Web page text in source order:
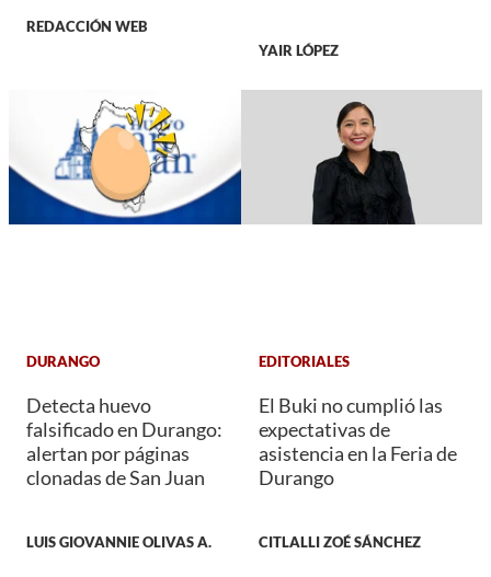
REDACCIÓN WEB
YAIR LÓPEZ
DURANGO
Detecta huevo
falsificado en Durango:
alertan por páginas
clonadas de San Juan
LUIS GIOVANNIE OLIVAS A.
EDITORIALES
El Buki no cumplió las
expectativas de
asistencia en la Feria de
Durango
CITLALLI ZOÉ SÁNCHEZ